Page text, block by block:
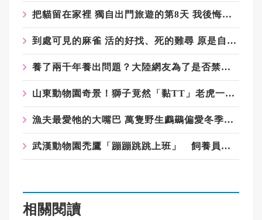
把貓留在家裡 獨自出門旅遊的第8天 我後悔了……
到處可見的麻雀 活的好找、死的難尋 原是自然定律
養了兩千年養出問題？大陸網友為了是否禁養牠引爆論戰
山東動物園奇景！獅子竟然「黏TT」老虎一臉好無奈
漁夫最愛牠的大嘴巴 萬隻野生鸕鷀偏愛冬季深圳灣
武漢動物園禿鷹「蹦蹦跳跳上班」 飼養員：開心老員工
相關閱讀